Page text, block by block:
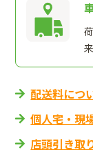
配送料につ
個人宅・現
店頭引き取